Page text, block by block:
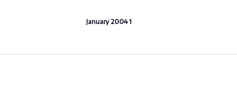
1 January 2004